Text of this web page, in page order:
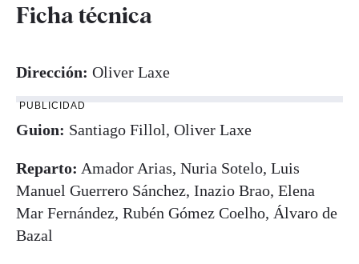
Ficha técnica
Dirección: Oliver Laxe
PUBLICIDAD
Guion: Santiago Fillol, Oliver Laxe
Reparto: Amador Arias, Nuria Sotelo, Luis
Manuel Guerrero Sánchez, Inazio Brao, Elena
Mar Fernández, Rubén Gómez Coelho, Álvaro de
Bazal